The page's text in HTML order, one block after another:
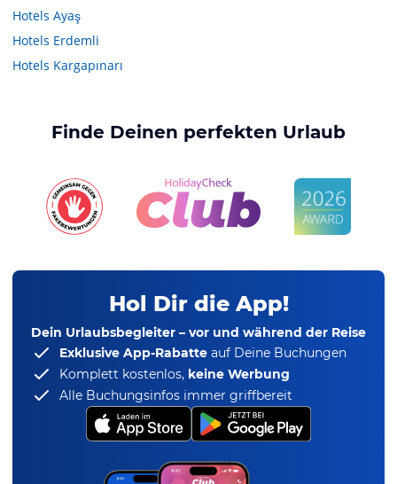
Hotels Ayaş
Hotels Erdemli
Hotels Kargapınarı
Finde Deinen perfekten Urlaub
Hol Dir die App!
Dein Urlaubsbegleiter – vor und während der Reise
Exklusive App-Rabatte auf Deine Buchungen
Komplett kostenlos, keine Werbung
Alle Buchungsinfos immer griffbereit